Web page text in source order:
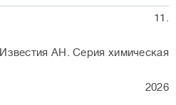
11.
Известия АН. Серия химическая
2026